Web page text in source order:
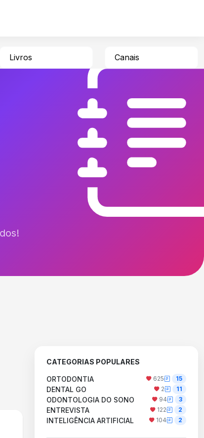
Livros Canais
CATEGORIAS POPULARES
ORTODONTIA 625 15
DENTAL GO 2 11
ODONTOLOGIA DO SONO 94 3
ENTREVISTA 122 2
INTELIGÊNCIA ARTIFICIAL 104 2